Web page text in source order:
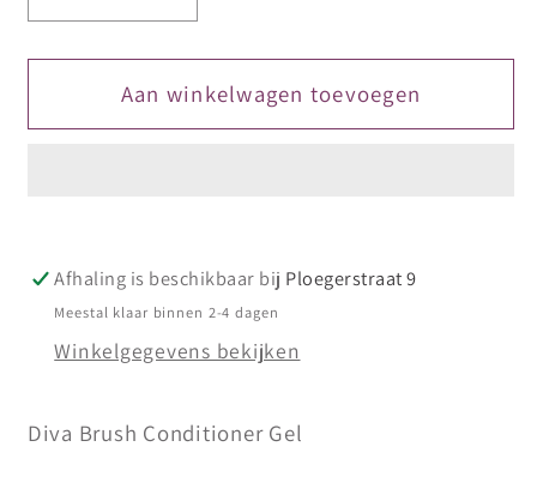
verlagen
voor
Brush
verhogen
voor
DIVA
Brush
Aan winkelwagen toevoegen
Afhaling is beschikbaar bij Ploegerstraat 9
Meestal klaar binnen 2-4 dagen
Winkelgegevens bekijken
Diva Brush Conditioner Gel